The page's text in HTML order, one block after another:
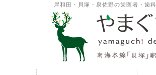
岸和田・貝塚・泉佐野の歯医者・歯